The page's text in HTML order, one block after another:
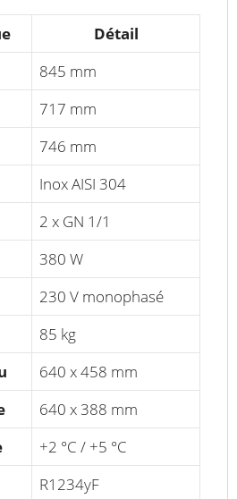
Détail
845 mm
717 mm
746 mm
Inox AISI 304
2 x GN 1/1
380 W
230 V monophasé
85 kg
640 x 458 mm
640 x 388 mm
+2 °C / +5 °C
R1234yF